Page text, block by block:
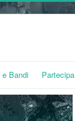
Bandi Partecipa